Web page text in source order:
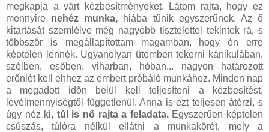
megkapja a várt kézbesítményeket. Látom rajta, hogy ez
mennyire nehéz munka, hiába tűnik egyszerűnek. Az ő
kitartását szemlélve még nagyobb tisztelettel tekintek rá, s
többször is megállapítottam magamban, hogy én erre
képtelen lennék. Ugyanolyan ütemben tekerni kánikulában,
szélben, esőben, viharban, hóban... nagyon határozott
erőnlét kell ehhez az embert próbáló munkához. Minden nap
a megadott időn belül kell teljesíteni a kézbesítést,
levélmennyiségtől függetlenül. Anna is ezt teljesen átérzi, s
úgy néz ki, túl is nő rajta a feladata.Egyszerűen képtelen
csúszás, túlóra nélkül ellátni a munkakörét, mely a